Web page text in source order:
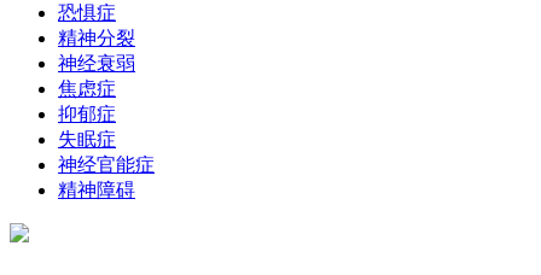
恐惧症
精神分裂
神经衰弱
焦虑症
抑郁症
失眠症
神经官能症
精神障碍